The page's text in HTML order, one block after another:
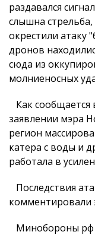
раздавался
слышна
окрестили
дронов
сюда из
молниеносных
Как сообщается
заявлении мэра
регион
катера с воды и
работала в
Последствия
комментировали
Минобороны рф